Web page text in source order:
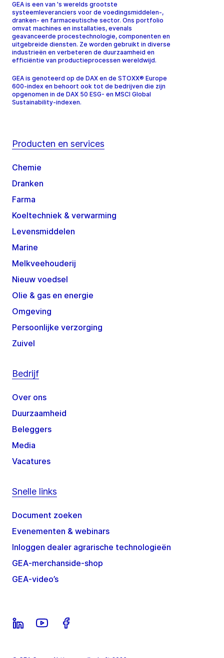
GEA is een van 's werelds grootste
systeemleveranciers voor de voedingsmiddelen-,
dranken- en farmaceutische sector. Ons portfolio
omvat machines en installaties, evenals
geavanceerde procestechnologie, componenten en
uitgebreide diensten. Ze worden gebruikt in diverse
industrieën en verbeteren de duurzaamheid en
efficiëntie van productieprocessen wereldwijd.
GEA is genoteerd op de DAX en de STOXX® Europe
600-index en behoort ook tot de bedrijven die zijn
opgenomen in de DAX 50 ESG- en MSCI Global
Sustainability-indexen.
Producten en services
Chemie
Dranken
Farma
Koeltechniek & verwarming
Levensmiddelen
Marine
Melkveehouderij
Nieuw voedsel
Olie & gas en energie
Omgeving
Persoonlijke verzorging
Zuivel
Bedrijf
Over ons
Duurzaamheid
Beleggers
Media
Vacatures
Snelle links
Document zoeken
Evenementen & webinars
Inloggen dealer agrarische technologieën
GEA-merchanside-shop
GEA-video’s